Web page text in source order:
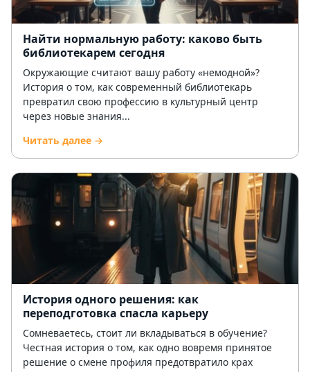
Найти нормальную работу: каково быть
библиотекарем сегодня
Окружающие считают вашу работу «немодной»?
История о том, как современный библиотекарь
превратил свою профессию в культурный центр
через новые знания...
Читать далее →
История одного решения: как
переподготовка спасла карьеру
Сомневаетесь, стоит ли вкладываться в обучение?
Честная история о том, как одно вовремя принятое
решение о смене профиля предотвратило крах